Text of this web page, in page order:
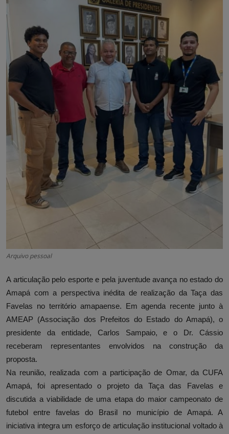
Arquivo pessoal
A articulação pelo esporte e pela juventude avança no estado do
Amapá com a perspectiva inédita de realização da Taça das
Favelas no território amapaense. Em agenda recente junto à
AMEAP (Associação dos Prefeitos do Estado do Amapá), o
presidente da entidade, Carlos Sampaio, e o Dr. Cássio
receberam representantes envolvidos na construção da
proposta.
Na reunião, realizada com a participação de Omar, da CUFA
Amapá, foi apresentado o projeto da Taça das Favelas e
discutida a viabilidade de uma etapa do maior campeonato de
futebol entre favelas do Brasil no município de Amapá. A
iniciativa integra um esforço de articulação institucional voltado à